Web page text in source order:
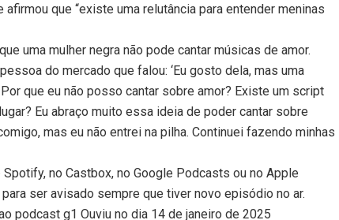
que “existe uma relutância para entender meninas
uma mulher negra não pode cantar músicas de amor.
do mercado que falou: ‘Eu gosto dela, mas uma
que eu não posso cantar sobre amor? Existe um script
Eu abraço muito essa ideia de poder cantar sobre
mas eu não entrei na pilha. Continuei fazendo minhas
no Castbox, no Google Podcasts ou no Apple
ser avisado sempre que tiver novo episódio no ar.
podcast g1 Ouviu no dia 14 de janeiro de 2025